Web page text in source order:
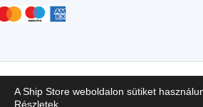
Impresszum ÁSZF Adatkezelés
A Ship Store weboldalon sütiket
Részletek